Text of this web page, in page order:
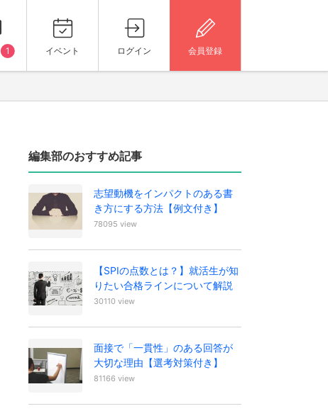
1 イベント ログイン 会員登録
編集部のおすすめ記事
志望動機をインパクトのある書
き方にする方法【例文付き】
78095 view
【SPIの点数とは？】就活生が知
りたい合格ラインについて解説
30110 view
面接で「一貫性」のある回答が
大切な理由【選考対策付き】
81166 view